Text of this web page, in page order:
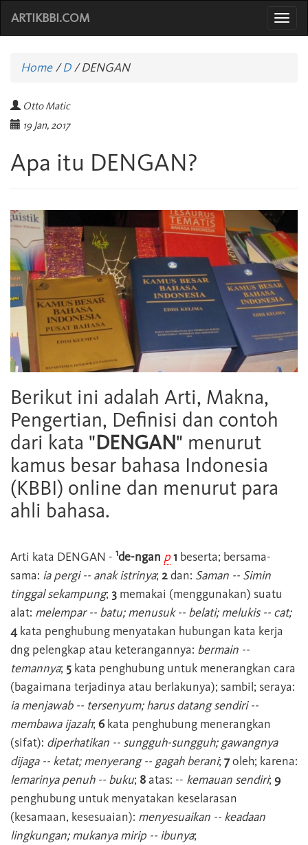
ARTIKBBI.COM
Home/D /DENGAN
Otto Matic
19 Jan, 2017
Apa itu DENGAN?
Berikut ini adalah Arti, Makna,
Pengertian, Definisi dan contoh
dari kata "DENGAN" menurut
kamus besar bahasa Indonesia
(KBBI) online dan menurut para
ahli bahasa.
Arti kata DENGAN - 1de-ngan p1 beserta; bersama-
sama: ia pergi -- anak istrinya; 2dan: Saman -- Simin
tinggal sekampung; 3 memakai (menggunakan) suatu
alat: melempar -- batu; menusuk -- belati; melukis -- cat;
4kata penghubung menyatakan hubungan kata kerja
dng pelengkap atau keterangannya: bermain --
temannya; 5 kata penghubung untuk menerangkan cara
(bagaimana terjadinya atau berlakunya); sambil; seraya:
ia menjawab -- tersenyum; harus datang sendiri --
membawa ijazah; 6 kata penghubung menerangkan
(sifat): diperhatikan -- sungguh-sungguh; gawangnya
dijaga -- ketat; menyerang -- gagah berani; 7oleh; karena:
lemarinya penuh -- buku; 8atas: -- kemauan sendiri; 9
penghubung untuk menyatakan keselarasan
(kesamaan, kesesuaian): menyesuaikan -- keadaan
lingkungan; mukanya mirip -- ibunya;